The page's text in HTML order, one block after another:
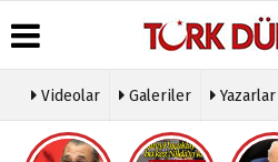
Üye Paneli
Hava
Durumu
Videolar Galeriler Yazarlar